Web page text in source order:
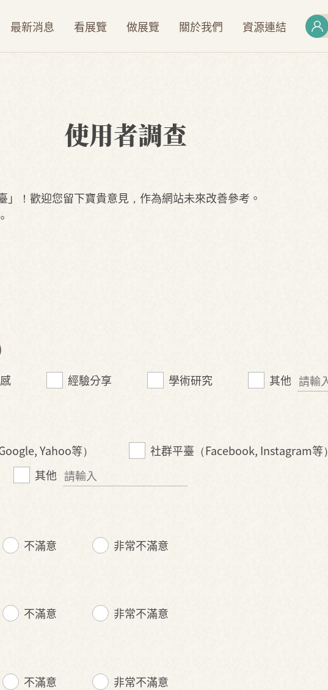
最新消息 看展覽 做展覽 關於我們 資源連結
使用者調查
！歡迎您留下寶貴意見，作為網站未來改善參考。
經驗分享 學術研究 其他
Yahoo等）
社群平臺（Facebook, Instagram等）
其他
不滿意 非常不滿意
不滿意 非常不滿意
不滿意 非常不滿意